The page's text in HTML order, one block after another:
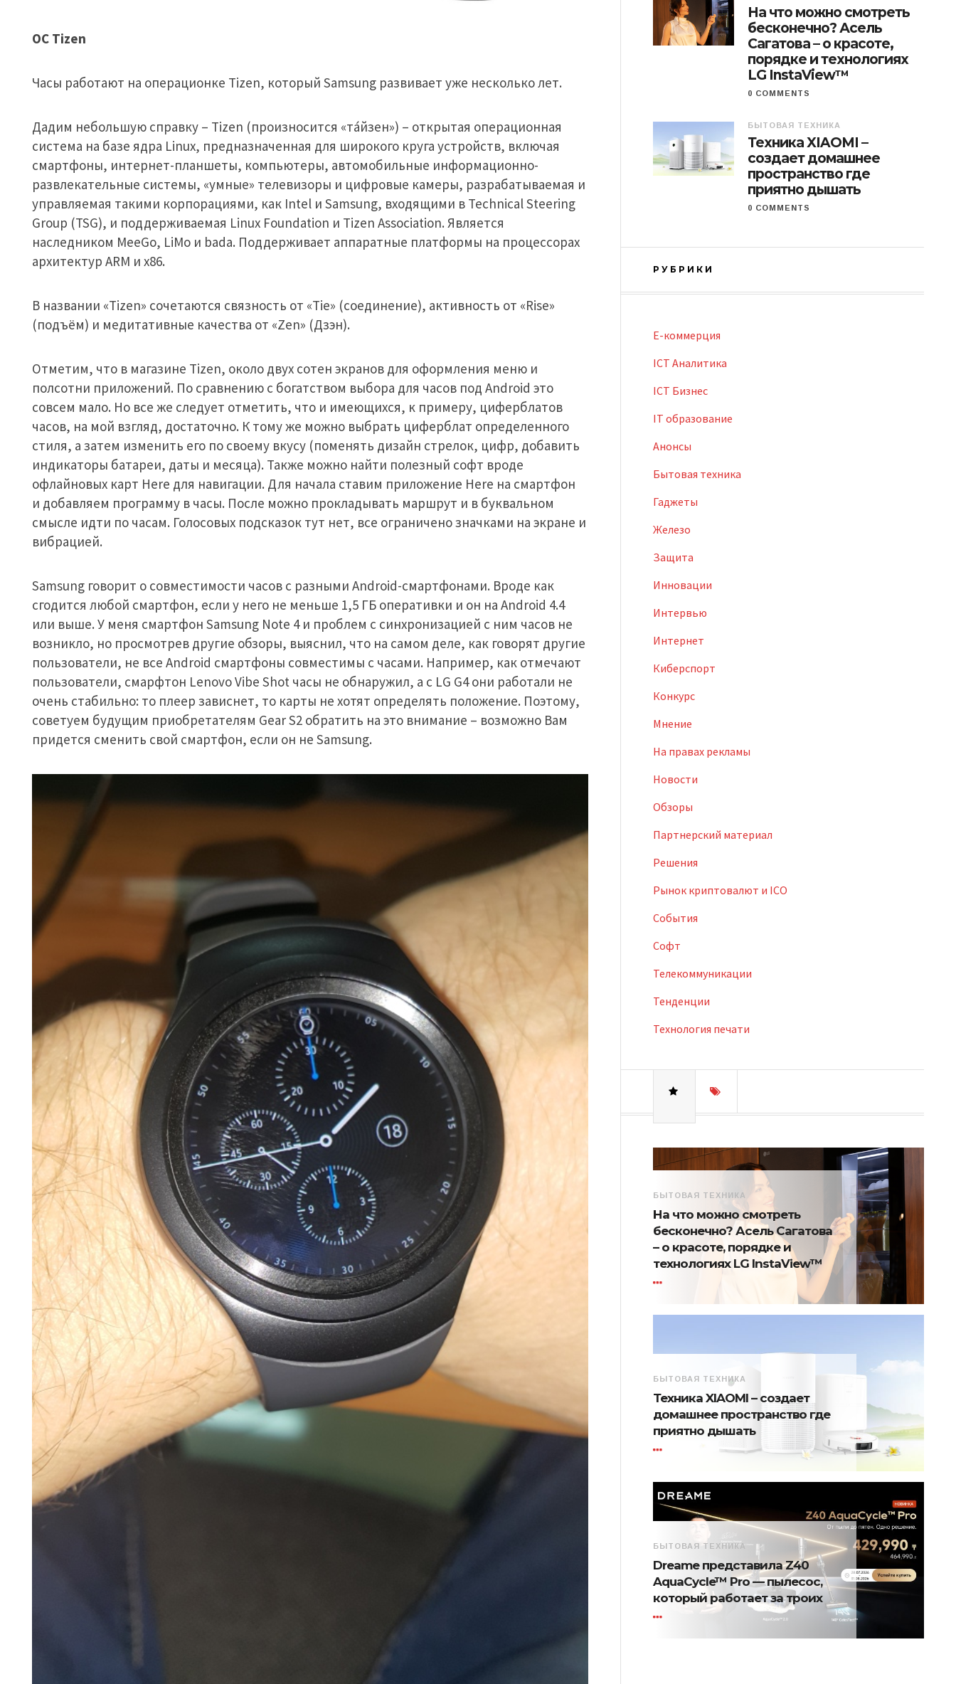
ОС Tizen
Часы работают на операционке Tizen, который Samsung развивает уже несколько лет.
Дадим небольшую справку – Tizen (произносится «та́йзен») – открытая операционная
система на базе ядра Linux, предназначенная для широкого круга устройств, включая
смартфоны, интернет-планшеты, компьютеры, автомобильные информационно-
развлекательные системы, «умные» телевизоры и цифровые камеры, разрабатываемая и
управляемая такими корпорациями, как Intel и Samsung, входящими в Technical Steering
Group (TSG), и поддерживаемая Linux Foundation и Tizen Association. Является
наследником MeeGo, LiMo и bada. Поддерживает аппаратные платформы на процессорах
архитектур ARM и x86.
В названии «Tizen» сочетаются связность от «Tie» (соединение), активность от «Rise»
(подъём) и медитативные качества от «Zen» (Дзэн).
Отметим, что в магазине Tizen, около двух сотен экранов для оформления меню и
полсотни приложений. По сравнению с богатством выбора для часов под Android это
совсем мало. Но все же следует отметить, что и имеющихся, к примеру, циферблатов
часов, на мой взгляд, достаточно. К тому же можно выбрать циферблат определенного
стиля, а затем изменить его по своему вкусу (поменять дизайн стрелок, цифр, добавить
индикаторы батареи, даты и месяца). Также можно найти полезный софт вроде
офлайновых карт Here для навигации. Для начала ставим приложение Here на смартфон
и добавляем программу в часы. После можно прокладывать маршрут и в буквальном
смысле идти по часам. Голосовых подсказок тут нет, все ограничено значками на экране и
вибрацией.
Samsung говорит о совместимости часов с разными Android-смартфонами. Вроде как
сгодится любой смартфон, если у него не меньше 1,5 ГБ оперативки и он на Android 4.4
или выше. У меня смартфон Samsung Note 4 и проблем с синхронизацией с ним часов не
возникло, но просмотрев другие обзоры, выяснил, что на самом деле, как говорят другие
пользователи, не все Android смартфоны совместимы с часами. Например, как отмечают
пользователи, смарфтон Lenovo Vibe Shot часы не обнаружил, а с LG G4 они работали не
очень стабильно: то плеер зависнет, то карты не хотят определять положение. Поэтому,
советуем будущим приобретателям Gear S2 обратить на это внимание – возможно Вам
придется сменить свой смартфон, если он не Samsung.
На что можно смотреть
бесконечно? Асель
Сагатова – о красоте,
порядке и технологиях
LG InstaView™
0 COMMENTS
БЫТОВАЯ ТЕХНИКА
Техника XIAOMI –
создает домашнее
пространство где
приятно дышать
0 COMMENTS
РУБРИКИ
E-коммерция
ICT Аналитика
ICT Бизнес
IT образование
Анонсы
Бытовая техника
Гаджеты
Железо
Защита
Инновации
Интервью
Интернет
Киберспорт
Конкурс
Мнение
На правах рекламы
Новости
Обзоры
Партнерский материал
Решения
Рынок криптовалют и ICO
События
Софт
Телекоммуникации
Тенденции
Технология печати
БЫТОВАЯ ТЕХНИКА
На что можно смотреть
бесконечно? Асель Сагатова
– о красоте, порядке и
технологиях LG InstaView™
БЫТОВАЯ ТЕХНИКА
Техника XIAOMI – создает
домашнее пространство где
приятно дышать
БЫТОВАЯ ТЕХНИКА
Dreame представила Z40
AquaCycle™ Pro — пылесос,
который работает за троих